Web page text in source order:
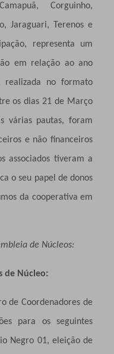
Corguinho,
Jaraguari, Terenos e
representa um
em relação ao ano
realizada no formato
os dias 21 de Março
várias pautas, foram
e não financeiros
associados tiveram a
o seu papel de donos
da cooperativa em
de Núcleos:
de Núcleo:
de Coordenadores de
para os seguintes
Negro 01, eleição de